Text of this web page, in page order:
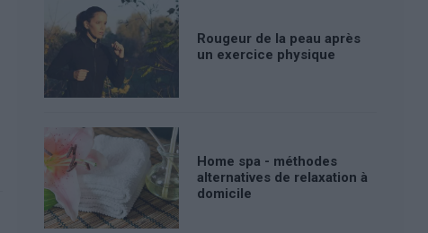
Rougeur de la peau après
un exercice physique
Home spa - méthodes
alternatives de relaxation à
domicile